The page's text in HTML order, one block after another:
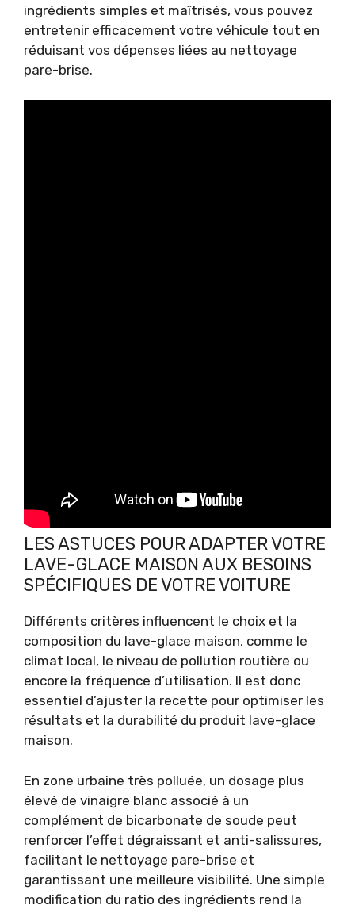
ingrédients simples et maîtrisés, vous pouvez
entretenir efficacement votre véhicule tout en
réduisant vos dépenses liées au nettoyage
pare-brise.
LES ASTUCES POUR ADAPTER VOTRE
LAVE-GLACE MAISON AUX BESOINS
SPÉCIFIQUES DE VOTRE VOITURE
Différents critères influencent le choix et la
composition du lave-glace maison, comme le
climat local, le niveau de pollution routière ou
encore la fréquence d’utilisation. Il est donc
essentiel d’ajuster la recette pour optimiser les
résultats et la durabilité du produit lave-glace
maison.
En zone urbaine très polluée, un dosage plus
élevé de vinaigre blanc associé à un
complément de bicarbonate de soude peut
renforcer l’effet dégraissant et anti-salissures,
facilitant le nettoyage pare-brise et
garantissant une meilleure visibilité. Une simple
modification du ratio des ingrédients rend la